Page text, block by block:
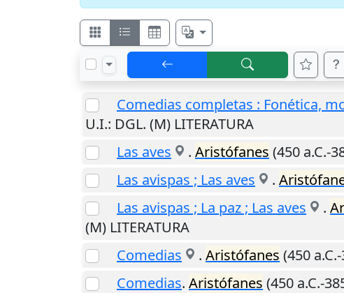
Comedias completas : Fonética,
U.I.: DGL. (M) LITERATURA
Las aves
. Aristófanes (450 a.C.-
Las avispas ; Las aves
.
Las avispas ; La paz ; Las aves
.
(M) LITERATURA
Comedias
. Aristófanes (450
Comedias. Aristófanes (450 a.C.-